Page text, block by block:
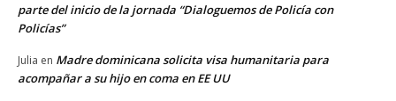
parte del inicio de la jornada “Dialoguemos de Policía con
Policías”
Julia en Madre dominicana solicita visa humanitaria para
acompañar a su hijo en coma en EE UU